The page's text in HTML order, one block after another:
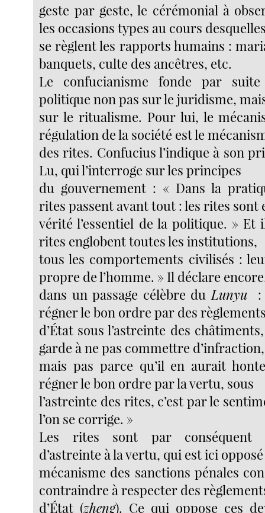
geste par geste, le cérémonial à
les occasions types au cours
se règlent les rapports humains :
banquets, culte des ancêtres, etc.
Le confucianisme fonde par
politique non pas sur le juridisme,
sur le ritualisme. Pour lui, le
régulation de la société est le
des rites. Confucius l’indique à son
Lu, qui l’interroge sur les principes
du gouvernement : « Dans la
rites passent avant tout : les rites sont
vérité l’essentiel de la politique. »
rites englobent toutes les institutions,
tous les comportements civilisés :
propre de l’homme. » Il déclare
dans un passage célèbre du Lunyu
régner le bon ordre par des
d’État sous l’astreinte des
garde à ne pas commettre d’infraction,
mais pas parce qu’il en aurait
régner le bon ordre par la vertu, sous
l’astreinte des rites, c’est par le
l’on se corrige. »
Les rites sont par conséquent
d’astreinte à la vertu, qui est ici
mécanisme des sanctions pénales
contraindre à respecter des
d’État (zheng). Ce qui oppose ces